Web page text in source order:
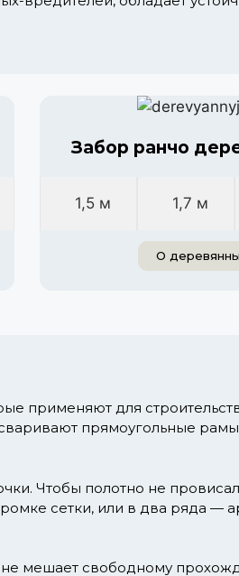
Забор ранчо
1,5 м 1,7 м
О
применяют для
прямоугольные
Чтобы полотно не
сетки, или в два ряда —
мешает свободному